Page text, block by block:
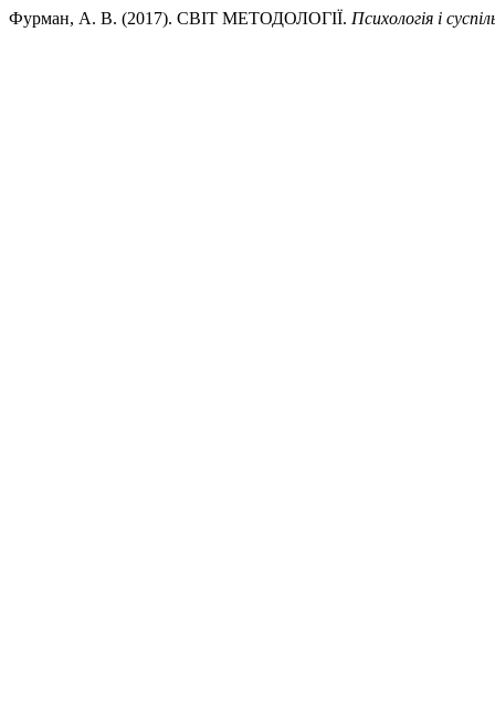
Фурман, А. В. (2017). СВІТ МЕТОДОЛОГІЇ. Психологія і